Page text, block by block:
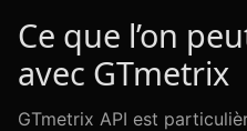
Ce que l’on
avec GTmetrix
GTmetrix API est